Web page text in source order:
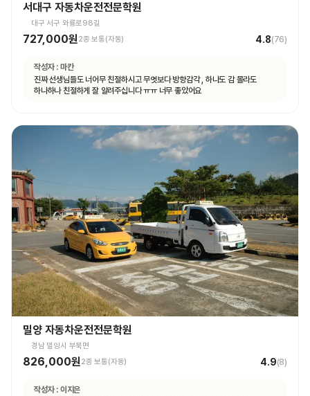
서대구 자동차운전전문학원
대구 서구 와룡로98길
727,000원2종 보통(자동) 4.8(76)
작성자 : 마칸
진짜 선생님들도 너어무 친절하시고 무엇보다 방향감각 , 하나도 감 몰라도
하나하나 친절하게 잘 알려주십니다 ㅠㅠ 너무 좋았어요
밀양 자동차운전전문학원
경남 밀양시 부북면
826,000원 2종 보통(자동) 4.9(8)
작성자 : 이지은